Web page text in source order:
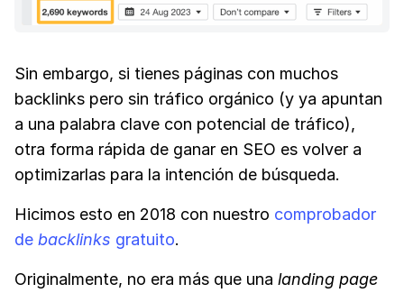
Sin embargo, si tienes páginas con muchos
backlinks pero sin tráfico orgánico (y ya apuntan
a una palabra clave con potencial de tráfico),
otra forma rápida de ganar en SEO es volver a
optimizarlas para la intención de búsqueda.
Hicimos esto en 2018 con nuestro comprobador
de backlinks gratuito.
Originalmente, no era más que una landing page